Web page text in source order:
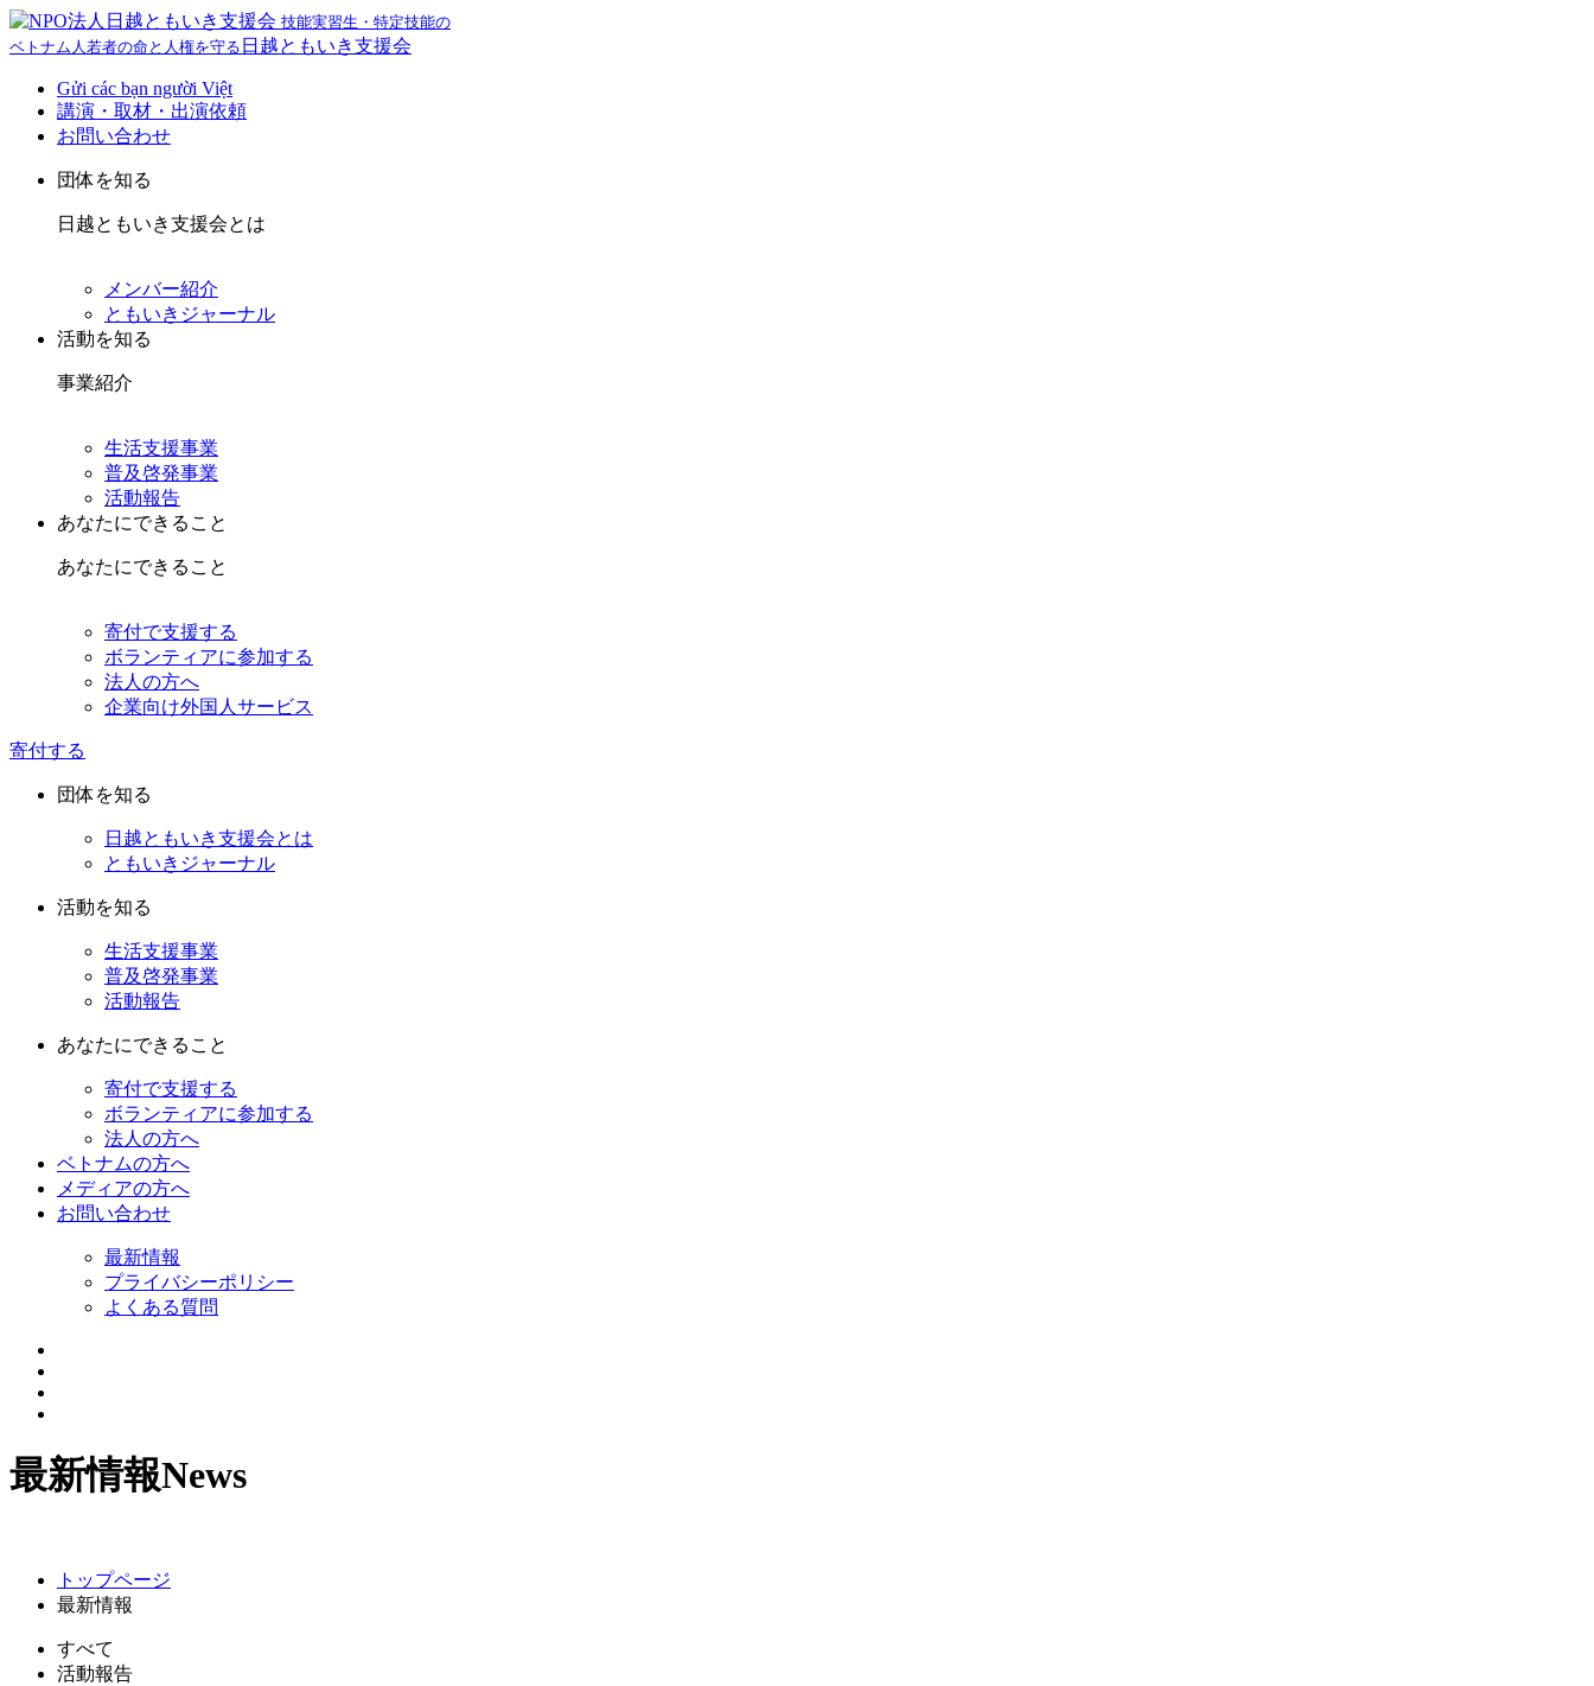
技能実習生・特定技能の
ベトナム人若者の命と人権を守る 日越ともいき支援会
Gửi các bạn người Việt
講演・取材・出演依頼
お問い合わせ
団体を知る
日越ともいき支援会とは
メンバー紹介
ともいきジャーナル
活動を知る
事業紹介
生活支援事業
普及啓発事業
活動報告
あなたにできること
あなたにできること
寄付で支援する
ボランティアに参加する
法人の方へ
企業向け外国人サービス
寄付する
団体を知る
日越ともいき支援会とは
ともいきジャーナル
活動を知る
生活支援事業
普及啓発事業
活動報告
あなたにできること
寄付で支援する
ボランティアに参加する
法人の方へ
ベトナムの方へ
メディアの方へ
お問い合わせ
最新情報
プライバシーポリシー
よくある質問
最新情報News
トップページ
最新情報
すべて
活動報告